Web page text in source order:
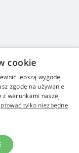
Google
cookie
lepszą wygodę
zgodę na używanie
z warunkami naszej
tylko niezbędne